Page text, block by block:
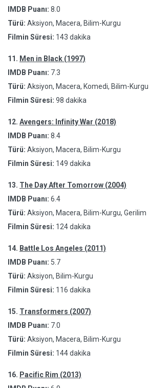
IMDB Puanı: 8.0
Türü: Aksiyon, Macera, Bilim-Kurgu
Filmin Süresi: 143 dakika
11. Men in Black (1997)
IMDB Puanı: 7.3
Türü: Aksiyon, Macera, Komedi, Bilim-Kurgu
Filmin Süresi: 98 dakika
12. Avengers: Infinity War (2018)
IMDB Puanı: 8.4
Türü: Aksiyon, Macera, Bilim-Kurgu
Filmin Süresi: 149 dakika
13. The Day After Tomorrow (2004)
IMDB Puanı: 6.4
Türü: Aksiyon, Macera, Bilim-Kurgu, Gerilim
Filmin Süresi: 124 dakika
14. Battle Los Angeles (2011)
IMDB Puanı: 5.7
Türü: Aksiyon, Bilim-Kurgu
Filmin Süresi: 116 dakika
15. Transformers (2007)
IMDB Puanı: 7.0
Türü: Aksiyon, Macera, Bilim-Kurgu
Filmin Süresi: 144 dakika
16. Pacific Rim (2013)